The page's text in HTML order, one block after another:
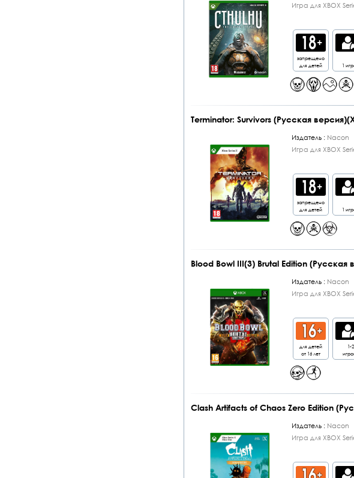
Игра для XBOX
запрещено
для детей
1
Terminator: Survivors (Русская
Издатель : Nacon
Игра для XBOX
запрещено
для детей
1
Blood Bowl III(3) Brutal Edition
Издатель : Nacon
Игра для XBOX
для детей
от 16 лет
1-2
Clash Artifacts of Chaos Zero Edition
Издатель : Nacon
Игра для XBOX